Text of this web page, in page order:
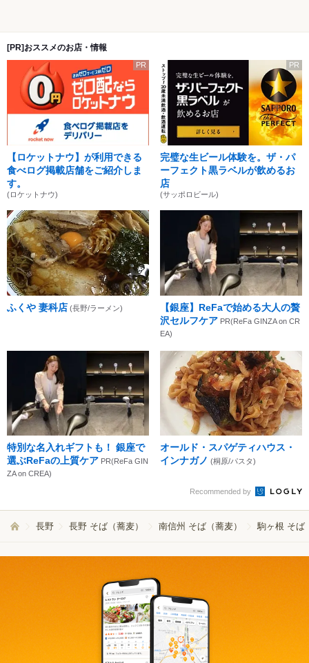
[PR]おススメのお店・情報
PR
【ロケットナウ】が利用できる
食べログ掲載店舗をご紹介しま
す。
(ロケットナウ)
PR
完璧な生ビール体験を。ザ・パ
ーフェクト黒ラベルが飲めるお
店
(サッポロビール)
ふくや 妻科店 (長野/ラーメン)
【銀座】ReFaで始める大人の贅
沢セルフケア PR(ReFa GINZA on CR
EA)
特別な名入れギフトも！ 銀座で
選ぶReFaの上質ケア PR(ReFa GIN
ZA on CREA)
オールド・スパゲティハウス・
インナガノ (桐原/パスタ)
Recommended by
長野 長野 そば（蕎麦） 南信州 そば（蕎麦） 駒ヶ根 そば